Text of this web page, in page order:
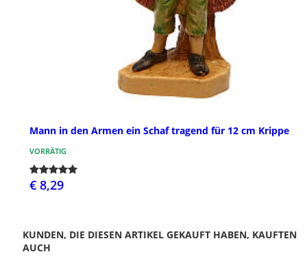
Mann in den Armen ein Schaf tragend für 12 cm Krippe
VORRÄTIG
€ 8,29
KUNDEN, DIE DIESEN ARTIKEL GEKAUFT HABEN, KAUFTEN
AUCH